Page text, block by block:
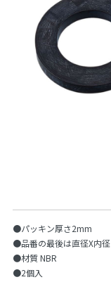
●パッキン厚さ2mm
●品番の最後は直径X内径
●材質 NBR
●2個入